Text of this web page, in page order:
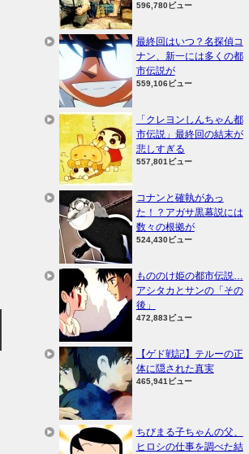
596,780ビュー
最終回はいつ？名探偵コ
ナン、新一には多くの都
市伝説が
559,106ビュー
「クレヨンしんちゃん都
市伝説」最終回の結末が
悲しすぎる
557,801ビュー
コナンと確執があっ
た！？アガサ黒幕説には
数々の根拠が
524,430ビュー
もののけ姫の都市伝説…
アシタカとサンの「その
後」
472,883ビュー
【ゲド戦記】テルーの正
体に隠された真実
465,941ビュー
ちびまる子ちゃんの父、
ヒロシの仕事を調べた結